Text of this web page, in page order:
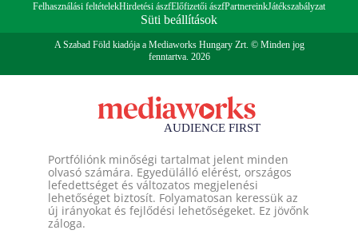
Felhasználási feltételekHirdetési ászfElőfizetői ászfPartnereinkJátékszabályzat
Süti beállítások
A Szabad Föld kiadója a Mediaworks Hungary Zrt. © Minden jog
fenntartva. 2026
Portfóliónk minőségi tartalmat jelent minden
olvasó számára. Egyedülálló elérést, országos
lefedettséget és változatos megjelenési
lehetőséget biztosít. Folyamatosan keressük az
új irányokat és fejlődési lehetőségeket. Ez jövőnk
záloga.